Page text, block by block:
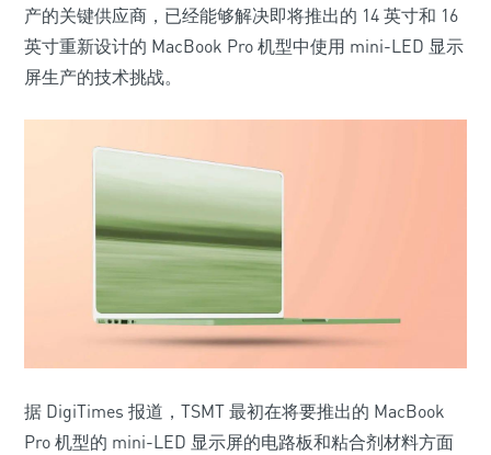
产的关键供应商，已经能够解决即将推出的 14 英寸和 16
英寸重新设计的 MacBook Pro 机型中使用 mini-LED 显示
屏生产的技术挑战。
据 DigiTimes 报道，TSMT 最初在将要推出的 MacBook
Pro 机型的 mini-LED 显示屏的电路板和粘合剂材料方面